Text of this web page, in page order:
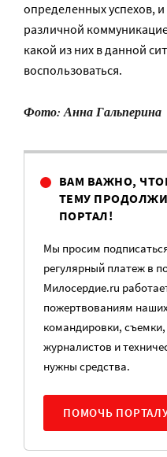
определенных успехов,
различной
какой из них в данной
воспользоваться.
Фото: Анна Гальперина
ВАМ ВАЖНО,
ТЕМУ
ПОРТАЛ!
Мы просим
регулярный платеж в
Милосердие.ru
пожертвованиям
командировки,
журналистов и
нужны средства.
ПОМОЧЬ